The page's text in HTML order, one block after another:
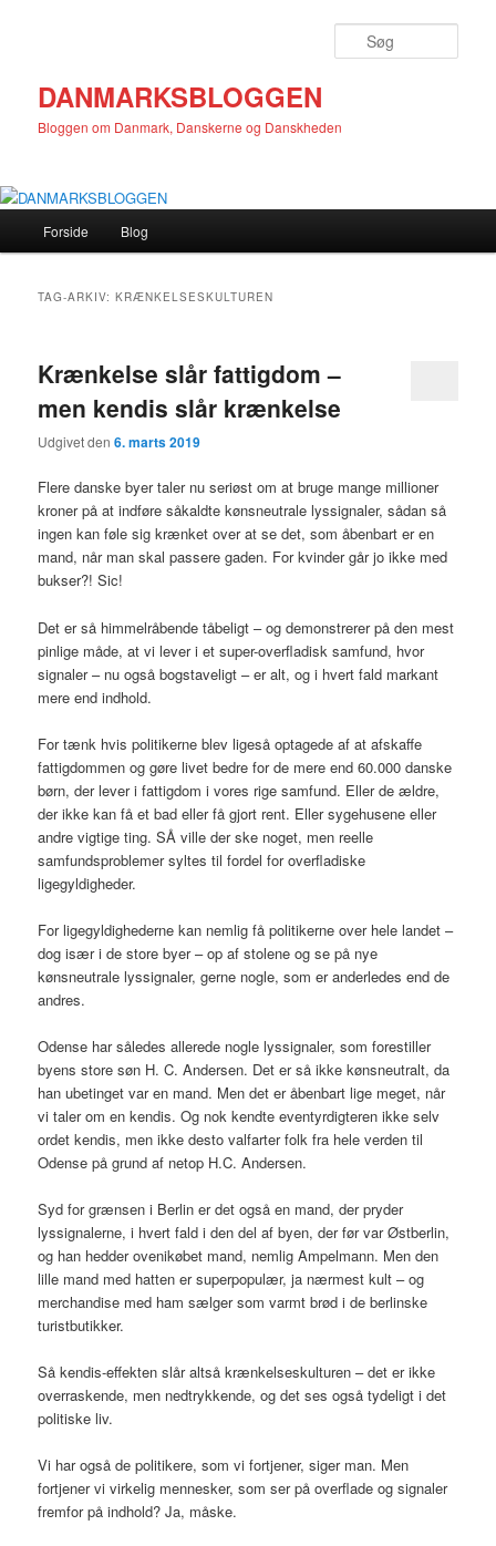
DANMARKSBLOGGEN
Bloggen om Danmark, Danskerne og Danskheden
Forside Blog
TAG-ARKIV:KRÆNKELSESKULTUREN
Krænkelse slår fattigdom –
men kendis slår krænkelse
Udgivet den6. marts 2019
Flere danske byer taler nu seriøst om at bruge mange millioner
kroner på at indføre såkaldte kønsneutrale lyssignaler, sådan så
ingen kan føle sig krænket over at se det, som åbenbart er en
mand, når man skal passere gaden. For kvinder går jo ikke med
bukser?! Sic!
Det er så himmelråbende tåbeligt – og demonstrerer på den mest
pinlige måde, at vi lever i et super-overfladisk samfund, hvor
signaler – nu også bogstaveligt – er alt, og i hvert fald markant
mere end indhold.
For tænk hvis politikerne blev ligeså optagede af at afskaffe
fattigdommen og gøre livet bedre for de mere end 60.000 danske
børn, der lever i fattigdom i vores rige samfund. Eller de ældre,
der ikke kan få et bad eller få gjort rent. Eller sygehusene eller
andre vigtige ting. SÅ ville der ske noget, men reelle
samfundsproblemer syltes til fordel for overfladiske
ligegyldigheder.
For ligegyldighederne kan nemlig få politikerne over hele landet –
dog især i de store byer – op af stolene og se på nye
kønsneutrale lyssignaler, gerne nogle, som er anderledes end de
andres.
Odense har således allerede nogle lyssignaler, som forestiller
byens store søn H. C. Andersen. Det er så ikke kønsneutralt, da
han ubetinget var en mand. Men det er åbenbart lige meget, når
vi taler om en kendis. Og nok kendte eventyrdigteren ikke selv
ordet kendis, men ikke desto valfarter folk fra hele verden til
Odense på grund af netop H.C. Andersen.
Syd for grænsen i Berlin er det også en mand, der pryder
lyssignalerne, i hvert fald i den del af byen, der før var Østberlin,
og han hedder ovenikøbet mand, nemlig Ampelmann. Men den
lille mand med hatten er superpopulær, ja nærmest kult – og
merchandise med ham sælger som varmt brød i de berlinske
turistbutikker.
Så kendis-effekten slår altså krænkelseskulturen – det er ikke
overraskende, men nedtrykkende, og det ses også tydeligt i det
politiske liv.
Vi har også de politikere, som vi fortjener, siger man. Men
fortjener vi virkelig mennesker, som ser på overflade og signaler
fremfor på indhold? Ja, måske.